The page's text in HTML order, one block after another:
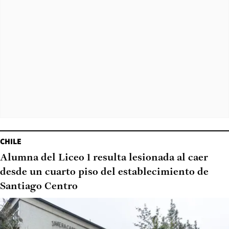
CHILE
Alumna del Liceo 1 resulta lesionada al caer
desde un cuarto piso del establecimiento de
Santiago Centro